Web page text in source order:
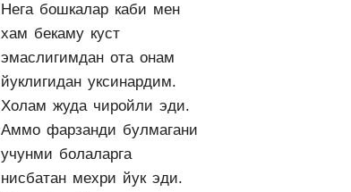
Нега бошкалар каби мен
хам бекаму куст
эмаслигимдан ота онам
йуклигидан уксинардим.
Холам жуда чиройли эди.
Аммо фарзанди булмагани
учунми болаларга
нисбатан мехри йук эди.